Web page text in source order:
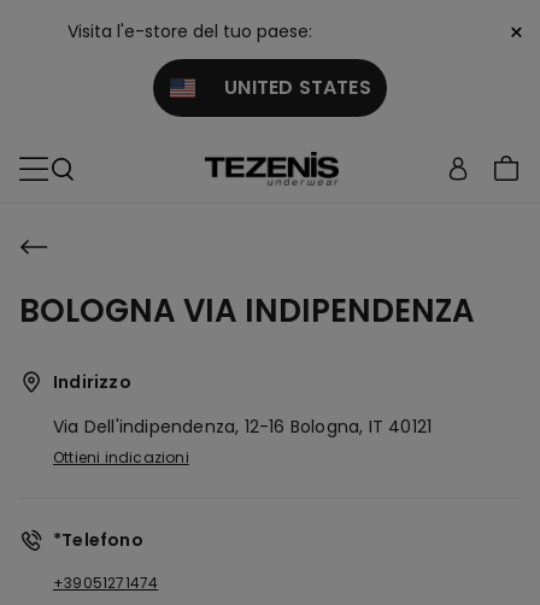
Visita l'e-store del tuo paese:
UNITED STATES
×
BOLOGNA VIA INDIPENDENZA
Indirizzo
Via Dell'indipendenza, 12-16 Bologna, IT 40121
Ottieni indicazioni
*Telefono
+39051271474